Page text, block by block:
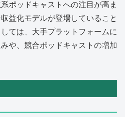
ポッドキャストへの注目が高ま
益化モデルが登場していること
ては、大手プラットフォームに
や、競合ポッドキャストの増加